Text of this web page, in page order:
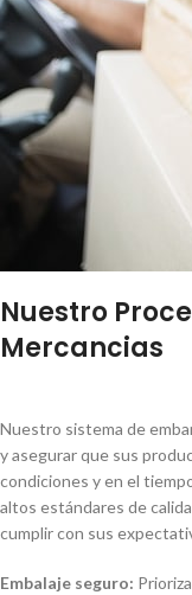
Nuestro
Mercancias
Nuestro sistema de
y asegurar que sus
condiciones y en el
altos estándares de
cumplir con sus
Embalaje seguro: